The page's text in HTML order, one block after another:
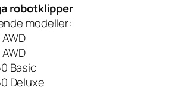
robotklipper
modeller:
Basic
Deluxe